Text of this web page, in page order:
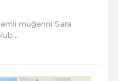
müğənni Sara